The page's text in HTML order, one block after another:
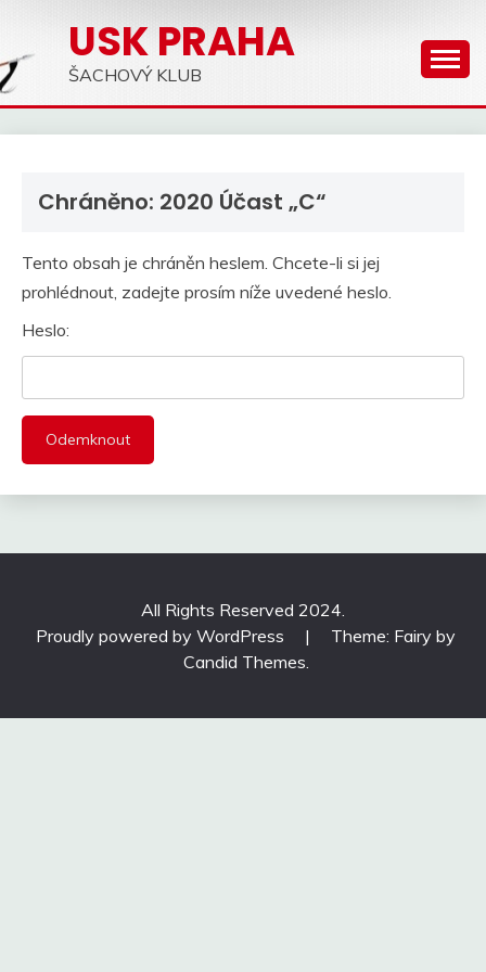
content
USK PRAHA
ŠACHOVÝ KLUB
Chráněno: 2020 Účast „C“
Tento obsah je chráněn heslem. Chcete-li si jej
prohlédnout, zadejte prosím níže uvedené heslo.
Heslo:
All Rights Reserved 2024.
Proudly powered by WordPress
|
Theme: Fairy by
Candid Themes.